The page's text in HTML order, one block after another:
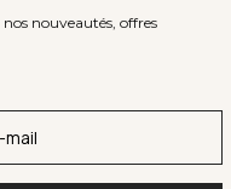
nouveautés, offres